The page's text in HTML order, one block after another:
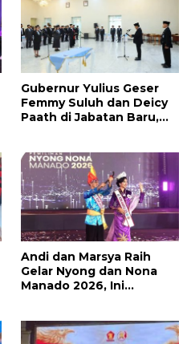
Gubernur Yulius Geser
Femmy Suluh dan Deicy
Paath di Jabatan Baru,
Andi dan Marsya Raih
Gelar Nyong dan Nona
Manado 2026, Ini